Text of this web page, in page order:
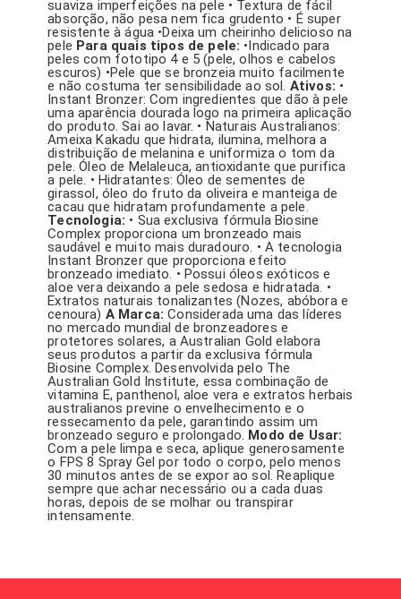
suaviza imperfeições na pele • Textura de fácil
absorção, não pesa nem fica grudento • É super
resistente à água •Deixa um cheirinho delicioso na
pele Para quais tipos de pele: •Indicado para
peles com fototipo 4 e 5 (pele, olhos e cabelos
escuros) •Pele que se bronzeia muito facilmente
e não costuma ter sensibilidade ao sol. Ativos: •
Instant Bronzer: Com ingredientes que dão à pele
uma aparência dourada logo na primeira aplicação
do produto. Sai ao lavar. • Naturais Australianos:
Ameixa Kakadu que hidrata, ilumina, melhora a
distribuição de melanina e uniformiza o tom da
pele. Óleo de Melaleuca, antioxidante que purifica
a pele. • Hidratantes: Óleo de sementes de
girassol, óleo do fruto da oliveira e manteiga de
cacau que hidratam profundamente a pele.
Tecnologia: • Sua exclusiva fórmula Biosine
Complex proporciona um bronzeado mais
saudável e muito mais duradouro. • A tecnologia
Instant Bronzer que proporciona efeito
bronzeado imediato. • Possui óleos exóticos e
aloe vera deixando a pele sedosa e hidratada. •
Extratos naturais tonalizantes (Nozes, abóbora e
cenoura) A Marca: Considerada uma das líderes
no mercado mundial de bronzeadores e
protetores solares, a Australian Gold elabora
seus produtos a partir da exclusiva fórmula
Biosine Complex. Desenvolvida pelo The
Australian Gold Institute, essa combinação de
vitamina E, panthenol, aloe vera e extratos herbais
australianos previne o envelhecimento e o
ressecamento da pele, garantindo assim um
bronzeado seguro e prolongado. Modo de Usar:
Com a pele limpa e seca, aplique generosamente
o FPS 8 Spray Gel por todo o corpo, pelo menos
30 minutos antes de se expor ao sol. Reaplique
sempre que achar necessário ou a cada duas
horas, depois de se molhar ou transpirar
intensamente.